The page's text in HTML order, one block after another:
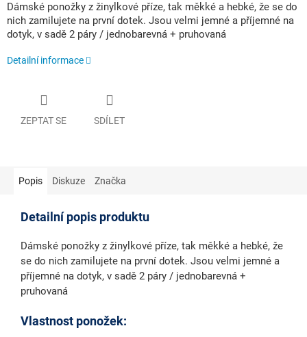
Dámské ponožky z žinylkové příze, tak měkké a hebké, že se do
nich zamilujete na první dotek. Jsou velmi jemné a příjemné na
dotyk, v sadě 2 páry / jednobarevná + pruhovaná
Detailní informace
ZEPTAT SE SDÍLET
Popis Diskuze Značka
Detailní popis produktu
Dámské ponožky z žinylkové příze, tak měkké a hebké, že
se do nich zamilujete na první dotek. Jsou velmi jemné a
příjemné na dotyk, v sadě 2 páry / jednobarevná +
pruhovaná
Vlastnost ponožek: